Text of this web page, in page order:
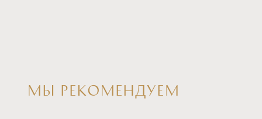
ставка
1-й взнос
МЫ РЕКОМЕНДУЕМ